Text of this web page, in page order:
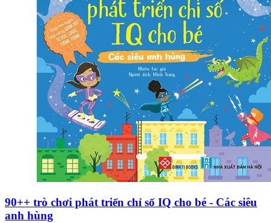
90++ trò chơi phát triển chỉ số IQ cho bé - Các siêu
anh hùng